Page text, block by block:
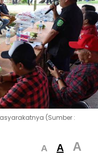
(Sumber :
A A A